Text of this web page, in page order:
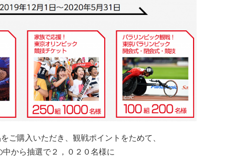
ご購入いただき、観戦ポイントをためて、
から抽選で２，０２０名様に